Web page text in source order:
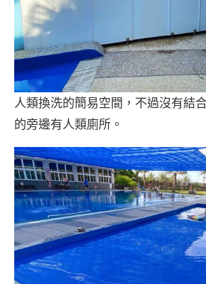
人類換洗的簡易空間，不過沒有結
的旁邊有人類廁所。